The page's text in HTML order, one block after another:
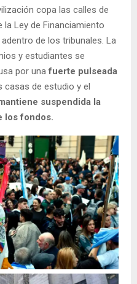
copa las calles de
Ley de Financiamiento
de los tribunales. La
y estudiantes se
por unafuerte pulseada
casas de estudio y el
suspendida la
los fondos.